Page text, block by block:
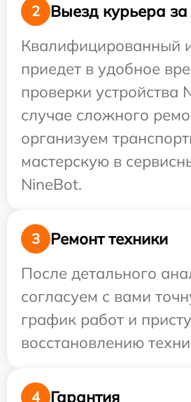
2
Выезд курьера
Квалифицированный
приедет в удобное
проверки устройства
случае сложного
организуем
мастерскую в
NineBot.
3
Ремонт техники
После детального
согласуем с вами
график работ и
восстановлению
4 Гарантия